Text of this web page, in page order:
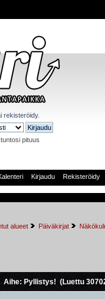
rekisteröidy.
pituus
Kirjaudu Rekisteröidy
alueet Päiväkirjat
Aihe: Pyllistys! (Luettu